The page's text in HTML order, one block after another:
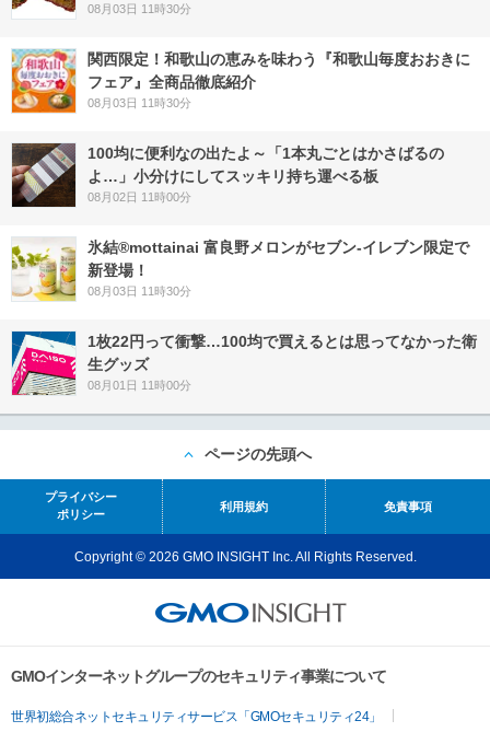
08月03日 11時30分
関西限定！和歌山の恵みを味わう『和歌山毎度おおきに
フェア』全商品徹底紹介
08月03日 11時30分
100均に便利なの出たよ～「1本丸ごとはかさばるの
よ…」小分けにしてスッキリ持ち運べる板
08月02日 11時00分
氷結®mottainai 富良野メロンがセブン‐イレブン限定で
新登場！
08月03日 11時30分
1枚22円って衝撃…100均で買えるとは思ってなかった衛
生グッズ
08月01日 11時00分
ページの先頭へ
プライバシー
ポリシー
利用規約 免責事項
Copyright © 2026 GMO INSIGHT Inc. All Rights Reserved.
GMOインターネットグループのセキュリティ事業について
世界初総合ネットセキュリティサービス「GMOセキュリティ24」